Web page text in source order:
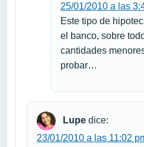
25/01/2010 a las
Este tipo de
el banco, sobre
cantidades
probar…
Lupe dice:
23/01/2010 a las 11:02